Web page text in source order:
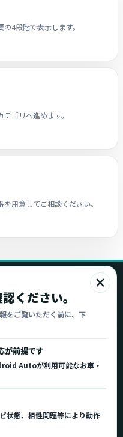
4段階で表示します。
ゴリへ進めます。
用意してご相談ください。
×
ください。
をご覧いただく前に、下
前提です
Autoが利用可能なお車・
状態、相性問題等により動作
会社
報、車種適
理してご案内し
ト窓口